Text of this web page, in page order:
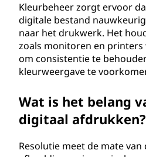
Kleurbeheer zorgt ervoor
digitale bestand
naar het drukwerk. Het
zoals monitoren en
om consistentie te
kleurweergave te
Wat is het belang
digitaal afdrukken?
Resolutie meet de mate van